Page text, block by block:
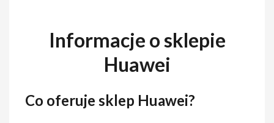
Informacje o sklepie
Huawei
Co oferuje sklep Huawei?